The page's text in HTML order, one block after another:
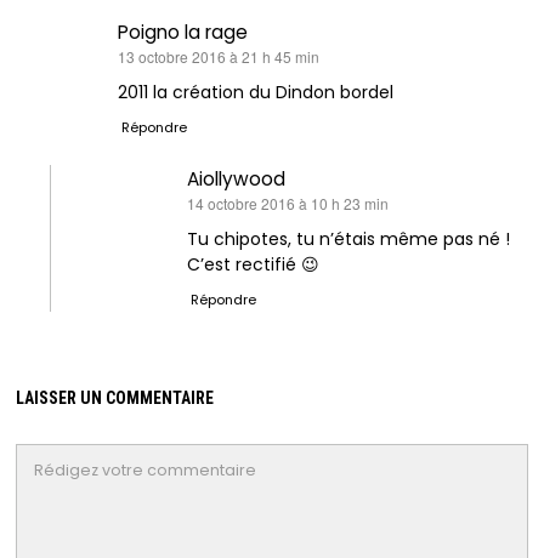
Poigno la rage
13 octobre 2016 à 21 h 45 min
2011 la création du Dindon bordel
Répondre
Aiollywood
14 octobre 2016 à 10 h 23 min
Tu chipotes, tu n’étais même pas né !
C’est rectifié 😉
Répondre
LAISSER UN COMMENTAIRE